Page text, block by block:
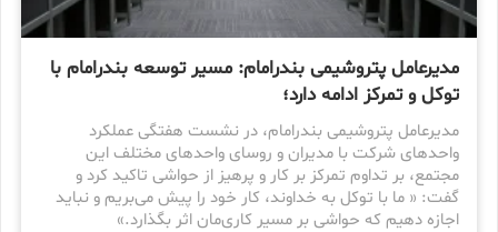
مدیرعامل پتروشیمی بندرامام: مسیر توسعه بندرامام با
توکل و تمرکز ادامه دارد؛
مدیرعامل پتروشیمی بندرامام، در نشست هفتگی عملکرد
واحدهای شرکت با مدیران و روسای واحدهای مختلف این
مجتمع، بر تداوم تمرکز بر کار و پرهیز از حواشی تاکید کرد و
گفت: « ما با توکل به خداوند، کار خود را پیش می‌بریم و نباید
اجازه دهیم که حواشی بر مسیر کاری‌مان اثر بگذارد.»